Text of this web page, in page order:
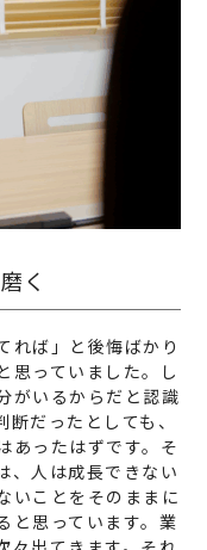
く
れば」と後悔ばかり
思っていました。し
がいるからだと認識
だったとしても、
あったはずです。そ
、人は成長できない
いことをそのままに
と思っています。業